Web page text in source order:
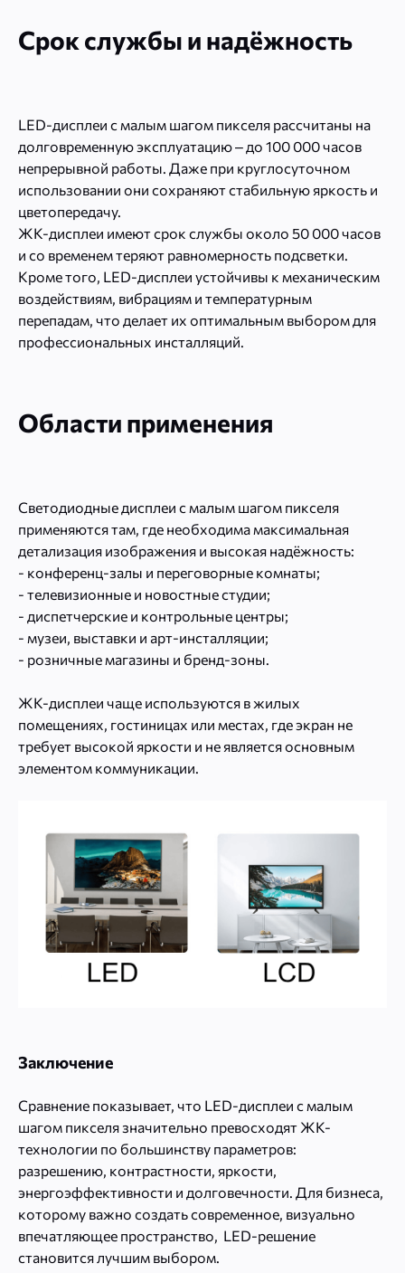
Срок службы и надёжность
LED-дисплеи с малым шагом пикселя рассчитаны на
долговременную эксплуатацию – до 100 000 часов
непрерывной работы. Даже при круглосуточном
использовании они сохраняют стабильную яркость и
цветопередачу.
ЖК-дисплеи имеют срок службы около 50 000 часов
и со временем теряют равномерность подсветки.
Кроме того, LED-дисплеи устойчивы к механическим
воздействиям, вибрациям и температурным
перепадам, что делает их оптимальным выбором для
профессиональных инсталляций.
Области применения
Светодиодные дисплеи с малым шагом пикселя
применяются там, где необходима максимальная
детализация изображения и высокая надёжность:
- конференц-залы и переговорные комнаты;
- телевизионные и новостные студии;
- диспетчерские и контрольные центры;
- музеи, выставки и арт-инсталляции;
- розничные магазины и бренд-зоны.
ЖК-дисплеи чаще используются в жилых
помещениях, гостиницах или местах, где экран не
требует высокой яркости и не является основным
элементом коммуникации.
Заключение
Сравнение показывает, что LED-дисплеи с малым
шагом пикселя значительно превосходят ЖК-
технологии по большинству параметров:
разрешению, контрастности, яркости,
энергоэффективности и долговечности. Для бизнеса,
которому важно создать современное, визуально
впечатляющее пространство, LED-решение
становится лучшим выбором.